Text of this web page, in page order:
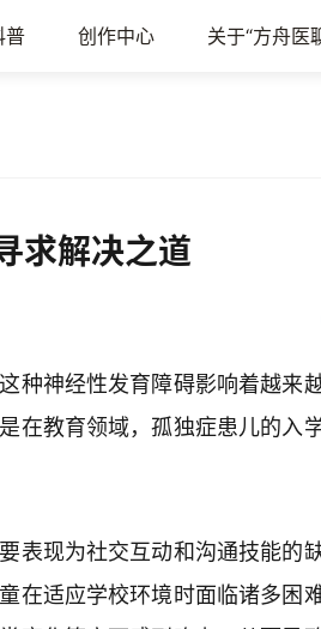
普 创作中心 关于“方舟医
求解决之道
种神经性发育障碍影响着越来
在教育领域，孤独症患儿的入
表现为社交互动和沟通技能的
在适应学校环境时面临诸多困